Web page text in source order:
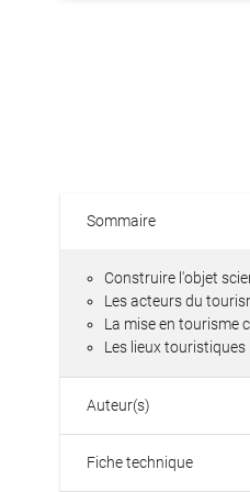
Sommaire
Construire l'objet
Les acteurs du
La mise en tourisme
Les lieux touristiques
Auteur(s)
Fiche technique